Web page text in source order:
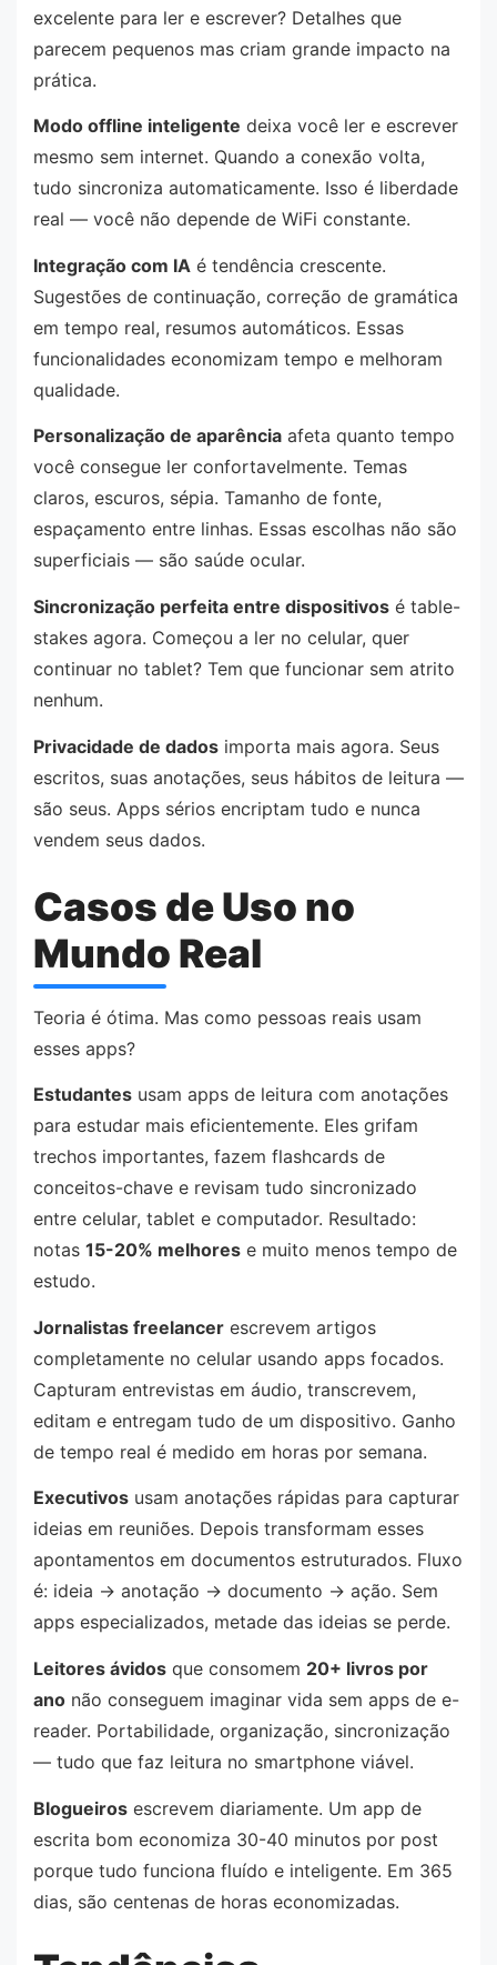
excelente para ler e escrever? Detalhes que
parecem pequenos mas criam grande impacto na
prática.
Modo offline inteligente deixa você ler e escrever
mesmo sem internet. Quando a conexão volta,
tudo sincroniza automaticamente. Isso é liberdade
real — você não depende de WiFi constante.
Integração com IA é tendência crescente.
Sugestões de continuação, correção de gramática
em tempo real, resumos automáticos. Essas
funcionalidades economizam tempo e melhoram
qualidade.
Personalização de aparência afeta quanto tempo
você consegue ler confortavelmente. Temas
claros, escuros, sépia. Tamanho de fonte,
espaçamento entre linhas. Essas escolhas não são
superficiais — são saúde ocular.
Sincronização perfeita entre dispositivos é table-
stakes agora. Começou a ler no celular, quer
continuar no tablet? Tem que funcionar sem atrito
nenhum.
Privacidade de dados importa mais agora. Seus
escritos, suas anotações, seus hábitos de leitura —
são seus. Apps sérios encriptam tudo e nunca
vendem seus dados.
Casos de Uso no
Mundo Real
Teoria é ótima. Mas como pessoas reais usam
esses apps?
Estudantes usam apps de leitura com anotações
para estudar mais eficientemente. Eles grifam
trechos importantes, fazem flashcards de
conceitos-chave e revisam tudo sincronizado
entre celular, tablet e computador. Resultado:
notas 15-20% melhores e muito menos tempo de
estudo.
Jornalistas freelancer escrevem artigos
completamente no celular usando apps focados.
Capturam entrevistas em áudio, transcrevem,
editam e entregam tudo de um dispositivo. Ganho
de tempo real é medido em horas por semana.
Executivos usam anotações rápidas para capturar
ideias em reuniões. Depois transformam esses
apontamentos em documentos estruturados. Fluxo
é: ideia → anotação → documento → ação. Sem
apps especializados, metade das ideias se perde.
Leitores ávidos que consomem 20+ livros por
ano não conseguem imaginar vida sem apps de e-
reader. Portabilidade, organização, sincronização
— tudo que faz leitura no smartphone viável.
Blogueiros escrevem diariamente. Um app de
escrita bom economiza 30-40 minutos por post
porque tudo funciona fluído e inteligente. Em 365
dias, são centenas de horas economizadas.